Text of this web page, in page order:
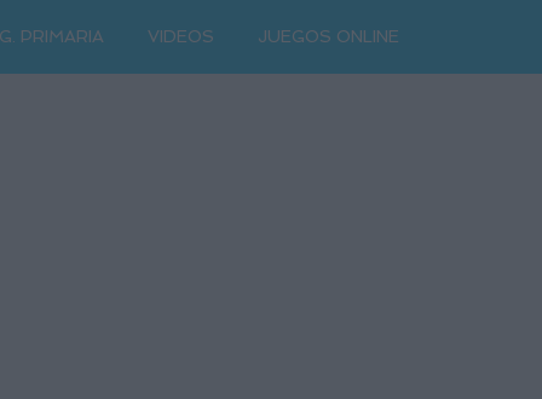
PRIMARIA VIDEOS JUEGOS ONLINE